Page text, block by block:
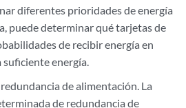
diferentes prioridades de energía
puede determinar qué tarjetas de
de recibir energía en
suficiente energía.
de alimentación. La
de redundancia de